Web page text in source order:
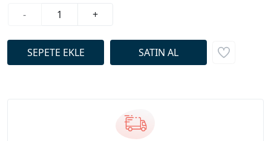
-
+